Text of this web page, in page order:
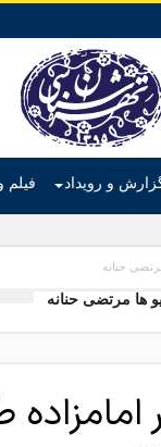
و رویداد
حنانه
ها مرتضی حنانه